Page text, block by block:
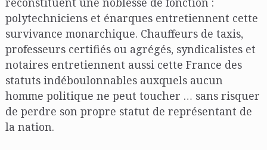
polytechniciens et énarques entretiennent cette
survivance monarchique. Chauffeurs de taxis,
professeurs certifiés ou agrégés, syndicalistes et
notaires entretiennent aussi cette France des
statuts indéboulonnables auxquels aucun
homme politique ne peut toucher … sans risquer
de perdre son propre statut de représentant de
la nation.